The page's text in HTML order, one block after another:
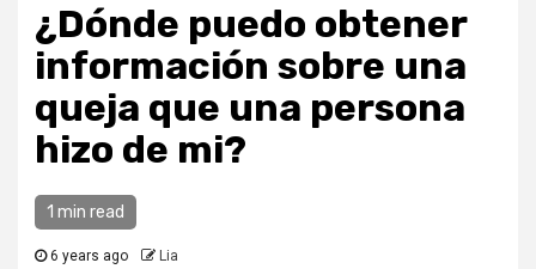
¿Dónde puedo obtener
información sobre una
queja que una persona
hizo de mi?
1 min read
6 years ago Lia